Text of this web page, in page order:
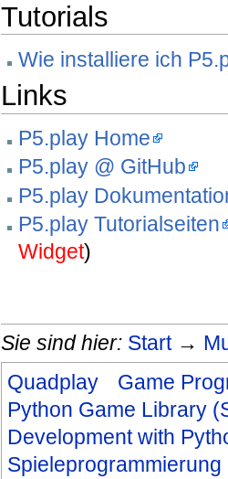
Tutorials
Wie installiere ich
Links
P5.play Home
P5.play @ GitHub
P5.play
P5.play Tutorialseiten
Widget)
Sie sind hier: Start→
Quadplay
Game
Python Game Library
Development with
Spieleprogrammierung